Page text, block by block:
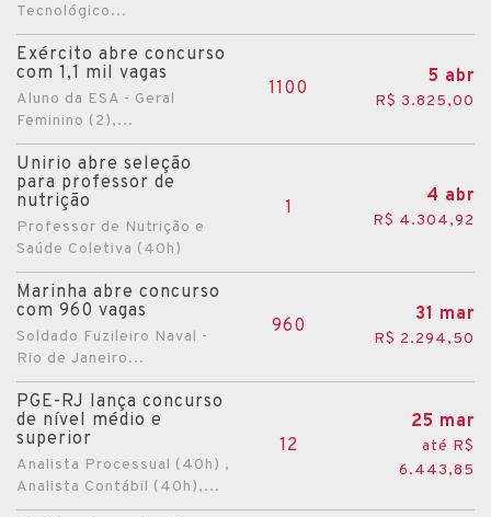
Tecnológico...
Exército abre concurso
com 1,1 mil vagas
Aluno da ESA - Geral
Feminino (2),...
1100
5 abr
R$ 3.825,00
Unirio abre seleção
para professor de
nutrição
Professor de Nutrição e
Saúde Coletiva (40h)
1
4 abr
R$ 4.304,92
Marinha abre concurso
com 960 vagas
Soldado Fuzileiro Naval -
Rio de Janeiro...
960
31 mar
R$ 2.294,50
PGE-RJ lança concurso
de nível médio e
superior
Analista Processual (40h) ,
Analista Contábil (40h),...
12
25 mar
até R$
6.443,85